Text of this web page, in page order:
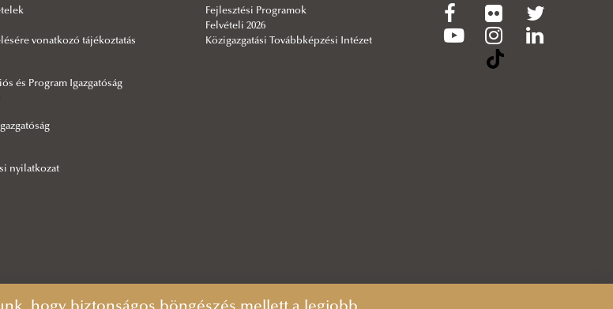
vonatkozó tájékoztatás
és Program Igazgatóság
nyilatkozat
Fejlesztési Programok
Felvételi 2026
Közigazgatási Továbbképzési Intézet